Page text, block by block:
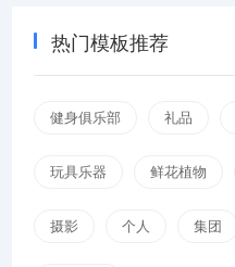
热门模板推荐
健身俱乐部 礼品
玩具乐器 鲜花植物
摄影 个人 集团